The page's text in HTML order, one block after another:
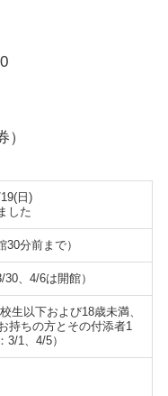
日)
した
分前まで）
、4/6は開館）
生以下および18歳未満、
持ちの方とその付添者1
1、4/5）